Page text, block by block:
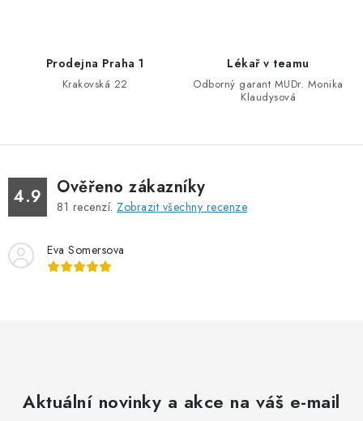
v
p
s
u
Prodejna Praha 1
Krakovská 22
Lékař v teamu
Odborný garant MUDr. Monika
Klaudysová
4.9 Ověřeno zákazníky
81 recenzí. Zobrazit všechny recenze
Eva Somersova
Aktuální novinky a akce na váš e-mail